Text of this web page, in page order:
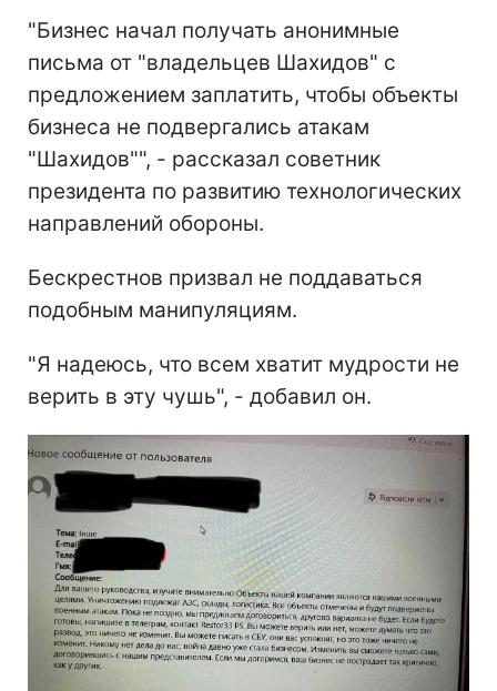
"Бизнес начал получать анонимные
письма от "владельцев Шахидов" с
предложением заплатить, чтобы объекты
бизнеса не подвергались атакам
"Шахидов"", - рассказал советник
президента по развитию технологических
направлений обороны.
Бескрестнов призвал не поддаваться
подобным манипуляциям.
"Я надеюсь, что всем хватит мудрости не
верить в эту чушь", - добавил он.